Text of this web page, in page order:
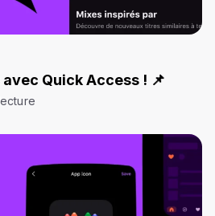
Quick Access ! 📌​